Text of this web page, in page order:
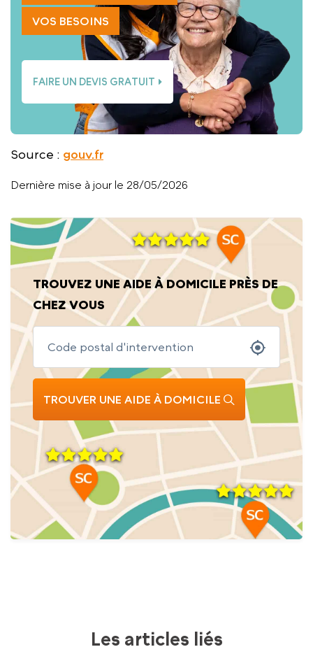
VOS BESOINS
FAIRE UN DEVIS GRATUIT
Source : gouv.fr
Dernière mise à jour le 28/05/2026
TROUVEZ UNE AIDE À DOMICILE PRÈS DE
CHEZ VOUS
TROUVER UNE AIDE À DOMICILE
Les articles liés